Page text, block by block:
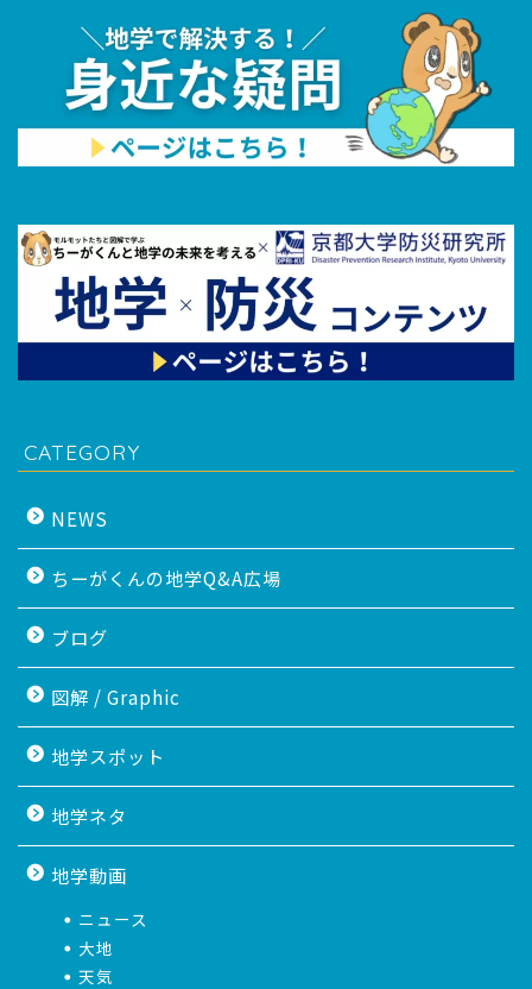
CATEGORY
NEWS
ちーがくんの地学Q&A広場
ブログ
図解 / Graphic
地学スポット
地学ネタ
地学動画
ニュース
大地
天気